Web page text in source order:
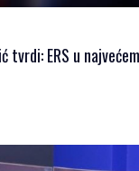
tvrdi: ERS u